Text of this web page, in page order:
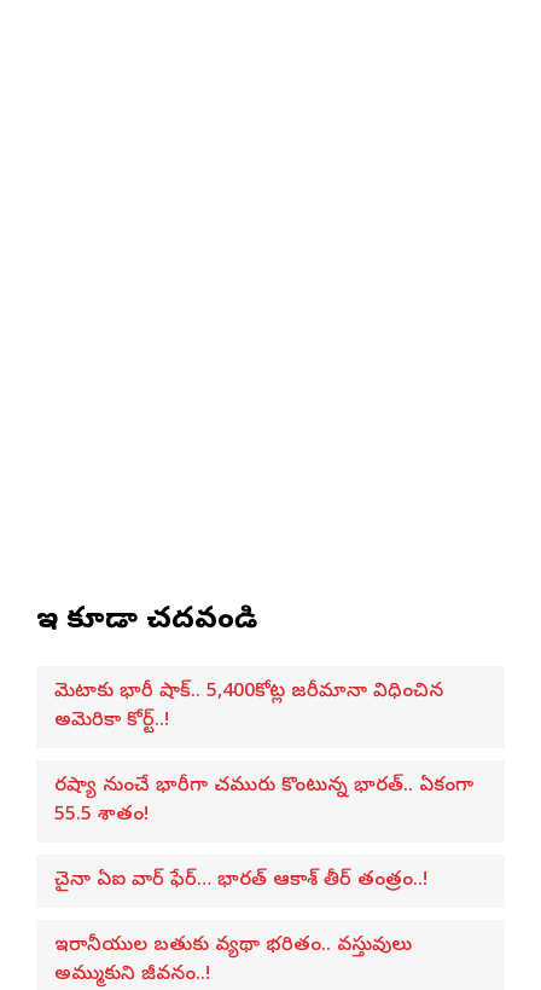
ఇవి కూడా చదవండి
మెటాకు భారీ షాక్.. 5,400కోట్ల జరీమానా విధించిన
అమెరికా కోర్ట్..!
రష్యా నుంచే భారీగా చమురు కొంటున్న భారత్.. ఏకంగా
55.5 శాతం!
చైనా ఏఐ వార్ ఫేర్… భారత్ ఆకాశ్ తీర్ తంత్రం..!
ఇరానీయుల బతుకు వ్యథా భరితం.. వస్తువులు
అమ్ముకుని జీవనం..!